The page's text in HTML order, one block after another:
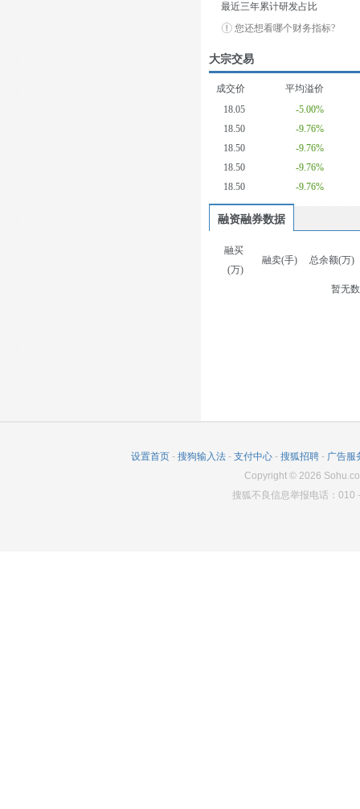
最近三年累计研发占比
您还想看哪个财务指标?
大宗交易
成交价
平均溢价
18.05
-5.00%
18.50
-9.76%
18.50
-9.76%
18.50
-9.76%
18.50
-9.76%
融资融券数据
融买
(万)
融卖(手) 总余额(万)
暂无
设置首页 - 搜狗输入法 - 支付中心 - 搜狐招聘 - 广告服
Copyright© 2026
搜狐不良信息举报电话：010